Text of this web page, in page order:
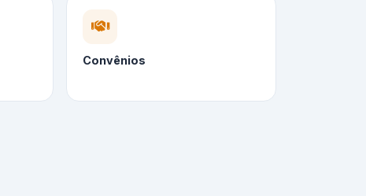
Convênios